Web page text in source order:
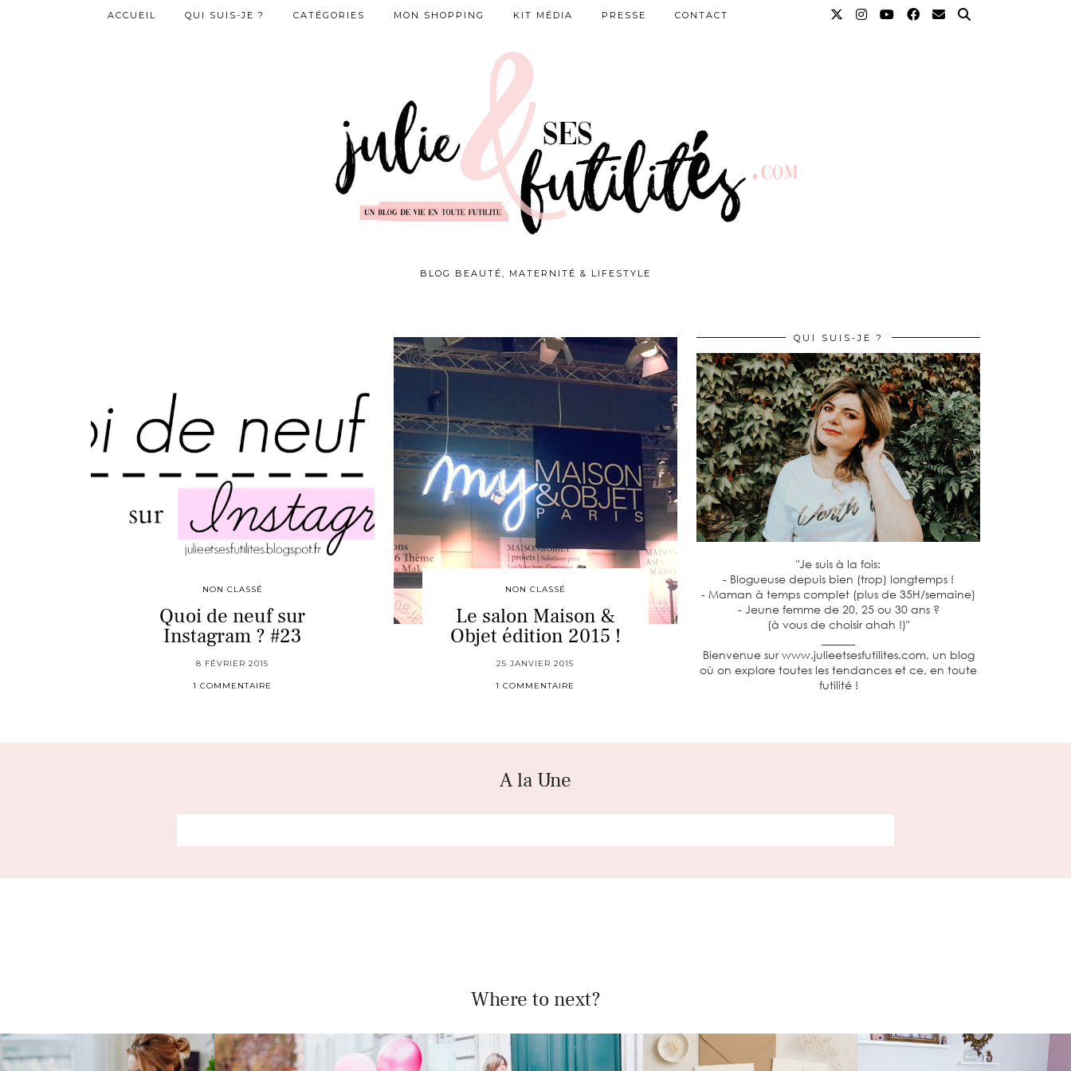
BLOG BEAUTÉ, MATERNITÉ & LIFESTYLE
ACCUEIL QUI SUIS-JE ? CATÉGORIES MON SHOPPING KIT MÉDIA PRESSE CONTACT
NON CLASSÉ
Quoi de neuf sur
Instagram ? #23
8 FÉVRIER 2015
1 COMMENTAIRE
NON CLASSÉ
Le salon Maison &
Objet édition 2015 !
25 JANVIER 2015
1 COMMENTAIRE
QUI SUIS-JE ?
"Je suis à la fois:
- Blogueuse depuis bien (trop) longtemps !
- Maman à temps complet (plus de 35H/semaine)
- Jeune femme de 20, 25 ou 30 ans ?
(à vous de choisir ahah !)"
Bienvenue sur www.julieetsesfutilites.com, un blog
où on explore toutes les tendances et ce, en toute
futilité !
A la Une
Where to next?